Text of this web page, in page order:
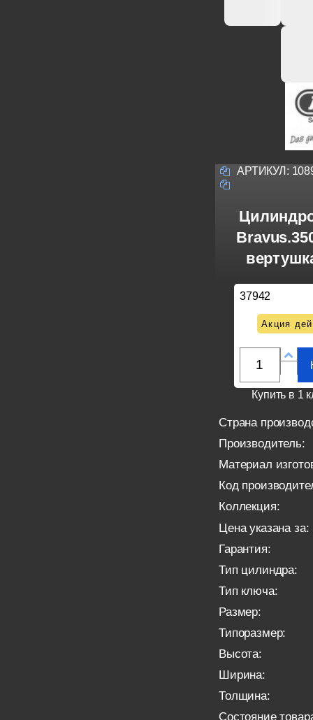
АРТИКУЛ:
37942
Акция
Купить в 1
Страна
Производитель:
Материал
Код
Коллекция:
Цена указана за:
Гарантия:
Тип цилиндра:
Тип ключа:
Размер:
Типоразмер:
Высота:
Ширина:
Толщина:
Состояние